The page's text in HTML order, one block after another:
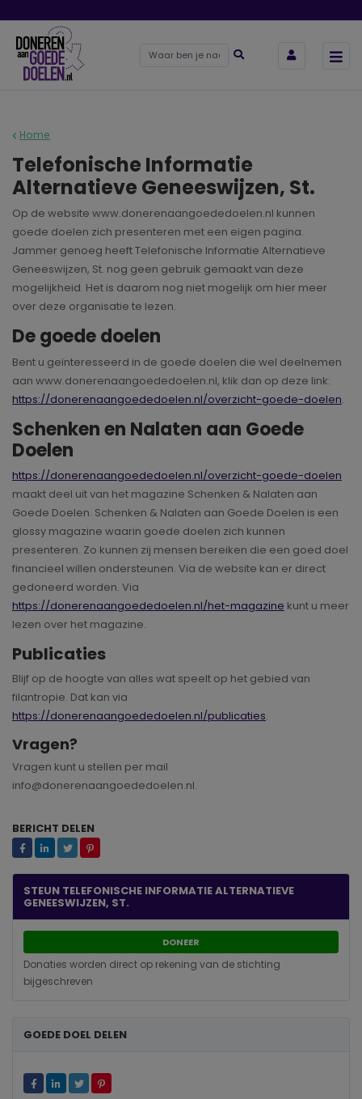
Home
Telefonische Informatie
Alternatieve Geneeswijzen, St.
Op de website www.donerenaangoededoelen.nl kunnen
goede doelen zich presenteren met een eigen pagina.
Jammer genoeg heeft Telefonische Informatie Alternatieve
Geneeswijzen, St. nog geen gebruik gemaakt van deze
mogelijkheid. Het is daarom nog niet mogelijk om hier meer
over deze organisatie te lezen.
De goede doelen
Bent u geïnteresseerd in de goede doelen die wel deelnemen
aan www.donerenaangoededoelen.nl, klik dan op deze link:
https://donerenaangoededoelen.nl/overzicht-goede-doelen.
Schenken en Nalaten aan Goede
Doelen
https://donerenaangoededoelen.nl/overzicht-goede-doelen
maakt deel uit van het magazine Schenken & Nalaten aan
Goede Doelen. Schenken & Nalaten aan Goede Doelen is een
glossy magazine waarin goede doelen zich kunnen
presenteren. Zo kunnen zij mensen bereiken die een goed doel
financieel willen ondersteunen. Via de website kan er direct
gedoneerd worden. Via
https://donerenaangoededoelen.nl/het-magazine kunt u meer
lezen over het magazine.
Publicaties
Blijf op de hoogte van alles wat speelt op het gebied van
filantropie. Dat kan via
https://donerenaangoededoelen.nl/publicaties.
Vragen?
Vragen kunt u stellen per mail
info@donerenaangoededoelen.nl.
BERICHT DELEN
STEUN TELEFONISCHE INFORMATIE ALTERNATIEVE
GENEESWIJZEN, ST.
DONEER
Donaties worden direct op rekening van de stichting
bijgeschreven
GOEDE DOEL DELEN